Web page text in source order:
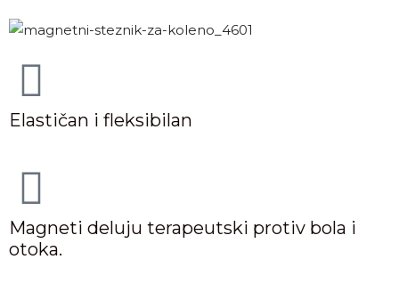
Elastičan i fleksibilan
Magneti deluju terapeutski protiv bola i
otoka.